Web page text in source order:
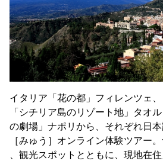
イタリア「花の都」フィレンツェ、
「シチリア島のリゾート地」タオ
の劇場」ナポリから、それぞれ日
［みゅう］オンライン体験ツアー
、観光スポットとともに、現地在